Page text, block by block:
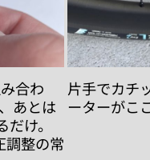
合わ
あとは
け。
調整の常
片手でカチ
ーターがこ